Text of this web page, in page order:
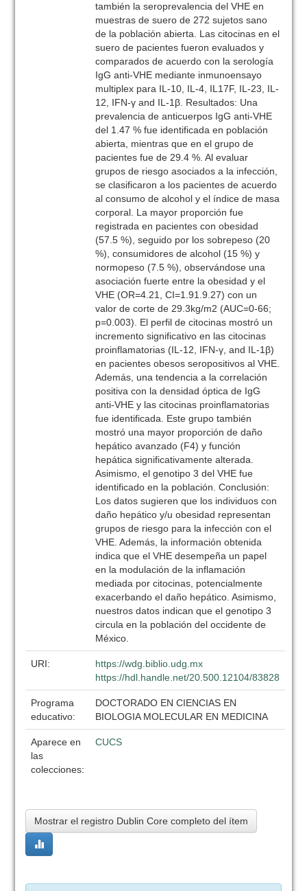
también la seroprevalencia del VHE en
muestras de suero de 272 sujetos sano
de la población abierta. Las citocinas en el
suero de pacientes fueron evaluados y
comparados de acuerdo con la serología
IgG anti-VHE mediante inmunoensayo
multiplex para IL-10, IL-4, IL17F, IL-23, IL-
12, IFN-γ and IL-1β. Resultados: Una
prevalencia de anticuerpos IgG anti-VHE
del 1.47 % fue identificada en población
abierta, mientras que en el grupo de
pacientes fue de 29.4 %. Al evaluar
grupos de riesgo asociados a la infección,
se clasificaron a los pacientes de acuerdo
al consumo de alcohol y el índice de masa
corporal. La mayor proporción fue
registrada en pacientes con obesidad
(57.5 %), seguido por los sobrepeso (20
%), consumidores de alcohol (15 %) y
normopeso (7.5 %), observándose una
asociación fuerte entre la obesidad y el
VHE (OR=4.21, CI=1.91.9.27) con un
valor de corte de 29.3kg/m2 (AUC=0-66;
p=0.003). El perfil de citocinas mostró un
incremento significativo en las citocinas
proinflamatorias (IL-12, IFN-γ, and IL-1β)
en pacientes obesos seropositivos al VHE.
Además, una tendencia a la correlación
positiva con la densidad óptica de IgG
anti-VHE y las citocinas proinflamatorias
fue identificada. Este grupo también
mostró una mayor proporción de daño
hepático avanzado (F4) y función
hepática significativamente alterada.
Asimismo, el genotipo 3 del VHE fue
identificado en la población. Conclusión:
Los datos sugieren que los individuos con
daño hepático y/u obesidad representan
grupos de riesgo para la infección con el
VHE. Además, la información obtenida
indica que el VHE desempeña un papel
en la modulación de la inflamación
mediada por citocinas, potencialmente
exacerbando el daño hepático. Asimismo,
nuestros datos indican que el genotipo 3
circula en la población del occidente de
México.
URI:
https://wdg.biblio.udg.mx
https://hdl.handle.net/20.500.12104/83828
Programa
educativo:
DOCTORADO EN CIENCIAS EN
BIOLOGIA MOLECULAR EN MEDICINA
Aparece en
las
colecciones:
CUCS
Mostrar el registro Dublin Core completo del ítem